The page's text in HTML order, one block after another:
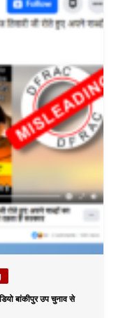
बांकीपुर उप चुनाव से